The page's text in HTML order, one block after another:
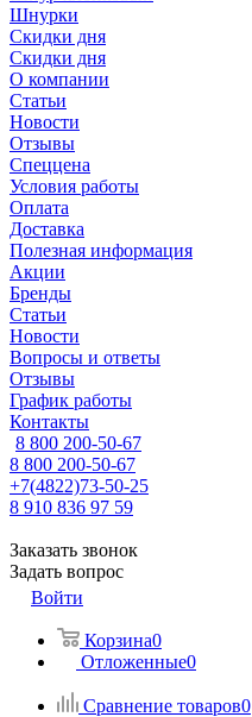
Шнурки
Скидки дня
Скидки дня
О компании
Статьи
Новости
Отзывы
Спеццена
Условия работы
Оплата
Доставка
Полезная информация
Акции
Бренды
Статьи
Новости
Вопросы и ответы
Отзывы
График работы
Контакты
8 800 200-50-67
8 800 200-50-67
+7(4822)73-50-25
8 910 836 97 59
Заказать звонок
Задать вопрос
Войти
Корзина0
Отложенные0
Сравнение товаров0